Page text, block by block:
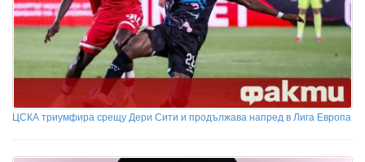
ЦСКА триумфира срещу Дери Сити и продължава напред в Лига Европа